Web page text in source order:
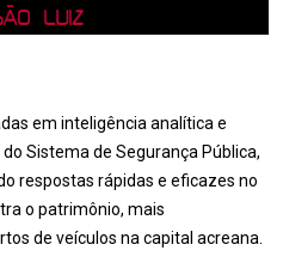
em inteligência analítica e
Sistema de Segurança Pública,
respostas rápidas e eficazes no
o patrimônio, mais
de veículos na capital acreana.